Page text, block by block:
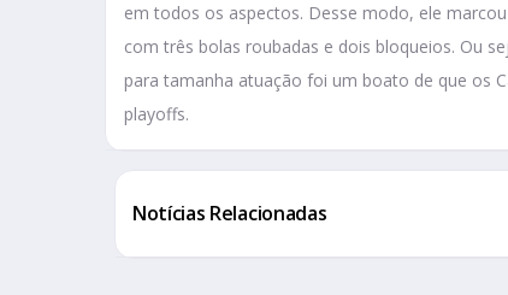
em todos os aspectos. Desse modo, ele
com três bolas roubadas e dois bloqueios. Ou
para tamanha atuação foi um boato de que os
playoffs.
Notícias Relacionadas